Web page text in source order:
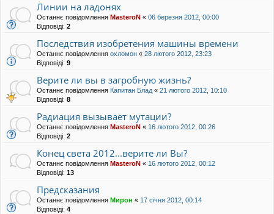
Линии на ладонях
Останнє повідомлення MasteroN « 06 березня 2012, 00:00
Відповіді: 2
Последствия изобретения машины времени
Останнє повідомлення охломон « 28 лютого 2012, 23:23
Відповіді: 9
Верите ли вы в загробную жизнь?
Останнє повідомлення Капитан Блад « 21 лютого 2012, 10:10
Відповіді: 8
Радиация вызывает мутации?
Останнє повідомлення MasteroN « 16 лютого 2012, 00:26
Відповіді: 2
Конец света 2012...верите ли Вы?
Останнє повідомлення MasteroN « 16 лютого 2012, 00:12
Відповіді: 13
Предсказания
Останнє повідомлення Мирон « 17 січня 2012, 00:14
Відповіді: 4